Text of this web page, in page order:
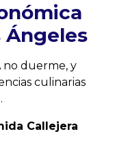
Ángeles
no duerme, y
culinarias
Callejera